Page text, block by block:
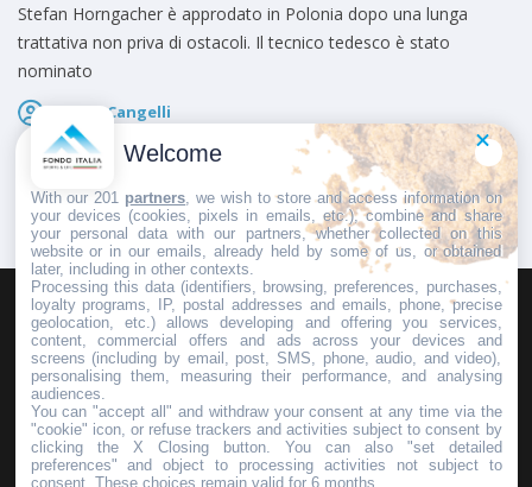
Stefan Horngacher è approdato in Polonia dopo una lunga
trattativa non priva di ostacoli. Il tecnico tedesco è stato
nominato
Marco Cangelli
Pubblicato il
HOMEPAGEREDAZIONEINVIA UN COMUNICATO STAMPA
PUBBLICITÀSCRIVI AL DIRETTORE
Copyright © 2016 - 2025 ASD Fondo Italia - Partita Iva: IT 03855110049
Welcome
With our 201 partners , we wish to store and access information on
your devices (cookies, pixels in emails, etc.), combine and share
your personal data with our partners, whether collected on this
website or in our emails, already held by some of us, or obtained
later, including in other contexts.
Processing this data (identifiers, browsing, preferences, purchases,
loyalty programs, IP, postal addresses and emails, phone, precise
geolocation, etc.) allows developing and offering you services,
content, commercial offers and ads across your devices and
screens (including by email, post, SMS, phone, audio, and video),
personalising them, measuring their performance, and analysing
audiences.
You can "accept all" and withdraw your consent at any time via the
"cookie" icon, or refuse trackers and activities subject to consent by
clicking the X Closing button. You can also "set detailed
preferences" and object to processing activities not subject to
consent. These choices remain valid for 6 months.